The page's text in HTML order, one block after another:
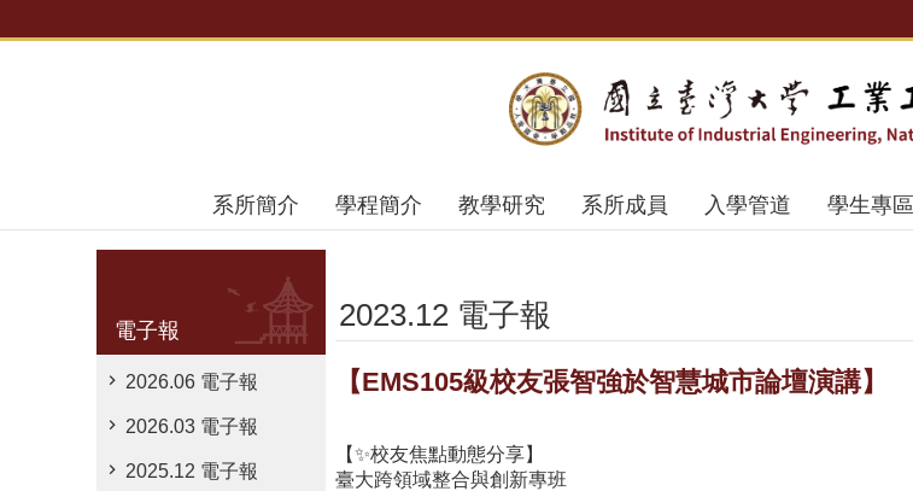
系所簡介 學程簡介 教學研究 系所成員 入學管道 學生專區
電子報
2026.06 電子報
2026.03 電子報
2025.12 電子報
2023.12 電子報
【EMS105級校友張智強於智慧城市論壇演講】
【✨校友焦點動態分享】
臺大跨領域整合與創新專班